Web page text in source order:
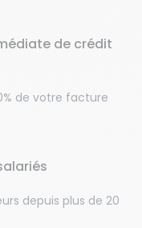
de crédit
de votre facture
depuis plus de 20